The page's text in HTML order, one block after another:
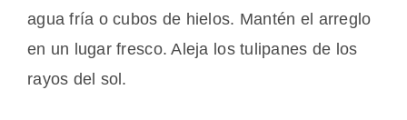
agua fría o cubos de hielos. Mantén el arreglo
en un lugar fresco. Aleja los tulipanes de los
rayos del sol.